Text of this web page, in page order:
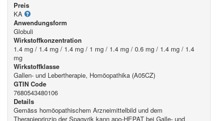
Preis
KA
Anwendungsform
Globuli
Wirkstoffkonzentration
1.4 mg / 1.4 mg / 1.4 mg / 1 mg / 1.4 mg / 0.6 mg / 1.4 mg / 1.4
mg
Wirkstoffklasse
Gallen- und Lebertherapie, Homöopathika (A05CZ)
GTIN Code
7680543480106
Details
Gemäss homöopathischem Arzneimittelbild und dem
Therapieprinzip der Spagyrik kann apo-HEPAT bei Galle- und